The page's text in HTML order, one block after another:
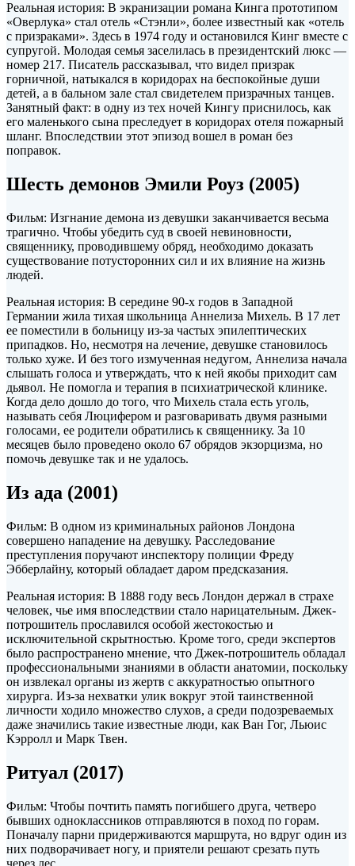
Реальная история: В экранизации романа Кинга прототипом
«Оверлука» стал отель «Стэнли», более известный как «отель
с призраками». Здесь в 1974 году и остановился Кинг вместе с
супругой. Молодая семья заселилась в президентский люкс —
номер 217. Писатель рассказывал, что видел призрак
горничной, натыкался в коридорах на беспокойные души
детей, а в бальном зале стал свидетелем призрачных танцев.
Занятный факт: в одну из тех ночей Кингу приснилось, как
его маленького сына преследует в коридорах отеля пожарный
шланг. Впоследствии этот эпизод вошел в роман без
поправок.
Шесть демонов Эмили Роуз (2005)
Фильм: Изгнание демона из девушки заканчивается весьма
трагично. Чтобы убедить суд в своей невиновности,
священнику, проводившему обряд, необходимо доказать
существование потусторонних сил и их влияние на жизнь
людей.
Реальная история: В середине 90-х годов в Западной
Германии жила тихая школьница Аннелиза Михель. В 17 лет
ее поместили в больницу из-за частых эпилептических
припадков. Но, несмотря на лечение, девушке становилось
только хуже. И без того измученная недугом, Аннелиза начала
слышать голоса и утверждать, что к ней якобы приходит сам
дьявол. Не помогла и терапия в психиатрической клинике.
Когда дело дошло до того, что Михель стала есть уголь,
называть себя Люцифером и разговаривать двумя разными
голосами, ее родители обратились к священнику. За 10
месяцев было проведено около 67 обрядов экзорцизма, но
помочь девушке так и не удалось.
Из ада (2001)
Фильм: В одном из криминальных районов Лондона
совершено нападение на девушку. Расследование
преступления поручают инспектору полиции Фреду
Эбберлайну, который обладает даром предсказания.
Реальная история: В 1888 году весь Лондон держал в страхе
человек, чье имя впоследствии стало нарицательным. Джек-
потрошитель прославился особой жестокостью и
исключительной скрытностью. Кроме того, среди экспертов
было распространено мнение, что Джек-потрошитель обладал
профессиональными знаниями в области анатомии, поскольку
он извлекал органы из жертв с аккуратностью опытного
хирурга. Из-за нехватки улик вокруг этой таинственной
личности ходило множество слухов, а среди подозреваемых
даже значились такие известные люди, как Ван Гог, Льюис
Кэрролл и Марк Твен.
Ритуал (2017)
Фильм: Чтобы почтить память погибшего друга, четверо
бывших одноклассников отправляются в поход по горам.
Поначалу парни придерживаются маршрута, но вдруг один из
них подворачивает ногу, и приятели решают срезать путь
через лес.